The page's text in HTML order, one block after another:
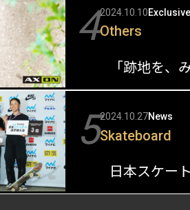
42024.10.10Exclusive
Others
52024.10.27News
Skateboard
日本スケー